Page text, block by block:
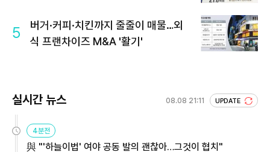
5
버거·커피·치킨까지 줄줄이 매물…외
식 프랜차이즈 M&A '활기'
실시간 뉴스 08.08 21:11 UPDATE
4분전
與 "'하늘이법' 여야 공동 발의 괜찮아…그것이 협치"